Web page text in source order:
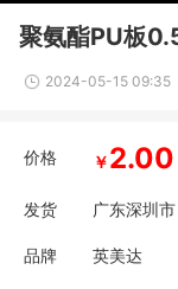
聚氨酯PU板
2024-05-15 09:35
价格 ￥2.00
发货 广东深圳市
品牌 英美达